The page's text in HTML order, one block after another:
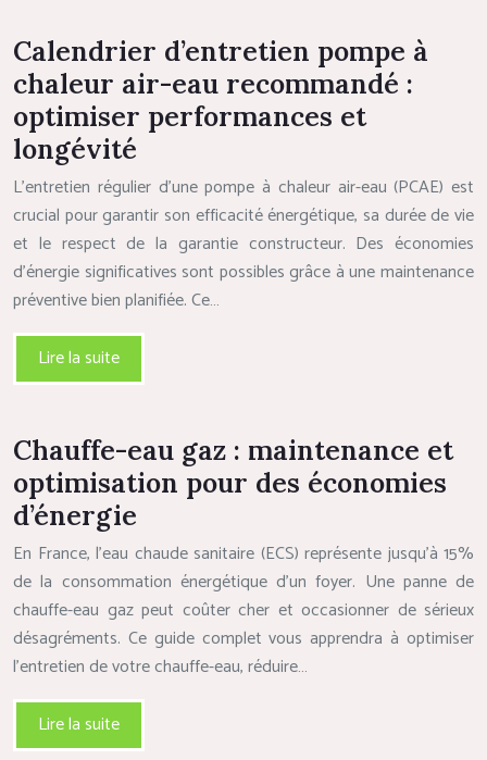
Calendrier d’entretien pompe à
chaleur air-eau recommandé :
optimiser performances et
longévité
L’entretien régulier d’une pompe à chaleur air-eau (PCAE) est
crucial pour garantir son efficacité énergétique, sa durée de vie
et le respect de la garantie constructeur. Des économies
d’énergie significatives sont possibles grâce à une maintenance
préventive bien planifiée. Ce…
Lire la suite
Chauffe-eau gaz : maintenance et
optimisation pour des économies
d’énergie
En France, l’eau chaude sanitaire (ECS) représente jusqu’à 15%
de la consommation énergétique d’un foyer. Une panne de
chauffe-eau gaz peut coûter cher et occasionner de sérieux
désagréments. Ce guide complet vous apprendra à optimiser
l’entretien de votre chauffe-eau, réduire…
Lire la suite